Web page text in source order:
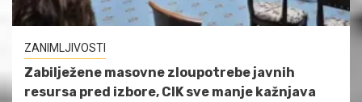
ZANIMLJIVOSTI
Zabilježene masovne zloupotrebe javnih
resursa pred izbore, CIK sve manje kažnjava